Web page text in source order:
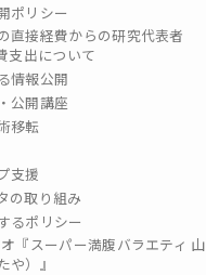
ポリシー
直接経費からの研究代表者
⽀出について
情報公開
公開講座
移転
支援
の取り組み
るポリシー
『スーパー満腹バラエティ 山
や）』